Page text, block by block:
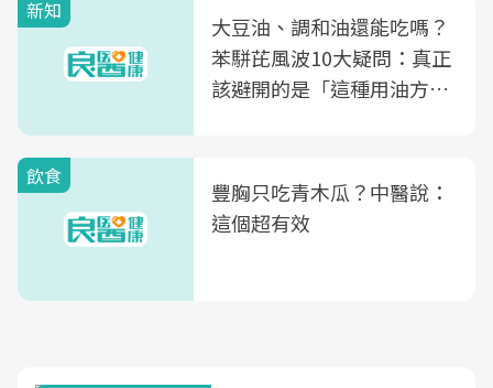
新知
大豆油、調和油還能吃嗎？
苯駢芘風波10大疑問：真正
該避開的是「這種用油方
飲食
豐胸只吃青木瓜？中醫說：
這個超有效